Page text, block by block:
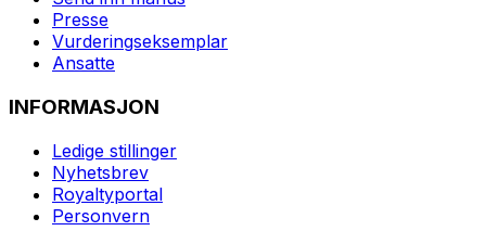
Presse
Vurderingseksemplar
Ansatte
INFORMASJON
Ledige stillinger
Nyhetsbrev
Royaltyportal
Personvern